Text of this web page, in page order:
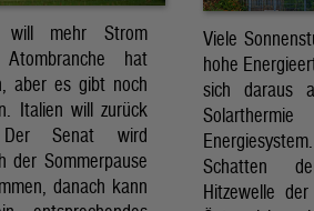
will mehr Strom
hat
aber es gibt noch
Italien will zurück
Senat wird
der Sommerpause
danach kann
Viele
hohe
sich daraus
Schatten
Hitzewelle